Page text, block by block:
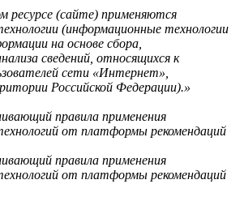
ресурсе (сайте) применяются
(информационные технологии
на основе сбора,
сведений, относящихся к
сети «Интернет»,
Российской Федерации).»
правила применения
от платформы рекомендаций
правила применения
от платформы рекомендаций